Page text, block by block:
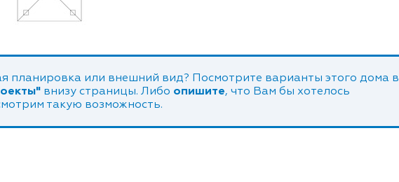
планировка или внешний вид? Посмотрите варианты этого дома в
внизу страницы. Либо опишите, что Вам бы хотелось
такую возможность.